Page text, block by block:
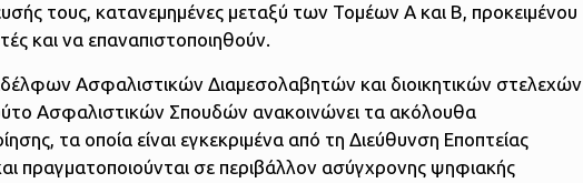
τους, κατανεμημένες μεταξύ των Τομέων Α και Β, προκειμένου
και να επαναπιστοποιηθούν.
Ασφαλιστικών Διαμεσολαβητών και διοικητικών στελεχών
Ασφαλιστικών Σπουδών ανακοινώνει τα ακόλουθα
τα οποία είναι εγκεκριμένα από τη Διεύθυνση Εποπτείας
πραγματοποιούνται σε περιβάλλον ασύγχρονης ψηφιακής